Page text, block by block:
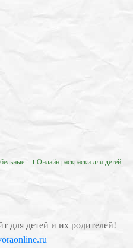
Онлайн раскраски для детей
для детей и их родителей!